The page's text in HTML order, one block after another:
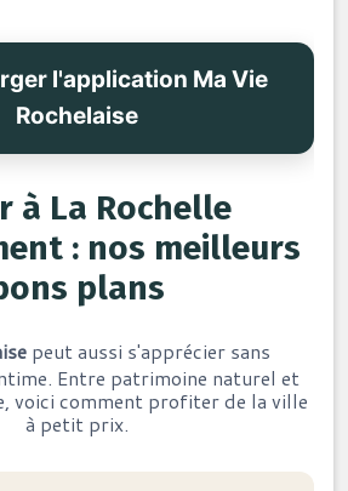
l'application Ma Vie
Rochelaise
à La Rochelle
: nos meilleurs
plans
peut aussi s'apprécier sans
Entre patrimoine naturel et
voici comment profiter de la ville
à petit prix.